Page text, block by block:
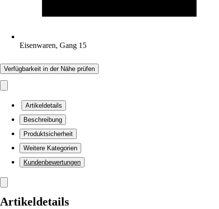
Eisenwaren, Gang 15
Verfügbarkeit in der Nähe prüfen
Artikeldetails
Beschreibung
Produktsicherheit
Weitere Kategorien
Kundenbewertungen
Artikeldetails